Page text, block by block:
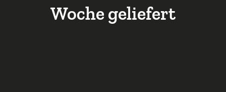
Woche geliefert